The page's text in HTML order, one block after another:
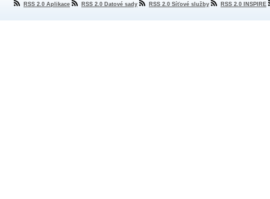
RSS 2.0 Aplikace
RSS 2.0 Datové sady RSS 2.0 Síťové služby RSS 2.0 INSPIRE